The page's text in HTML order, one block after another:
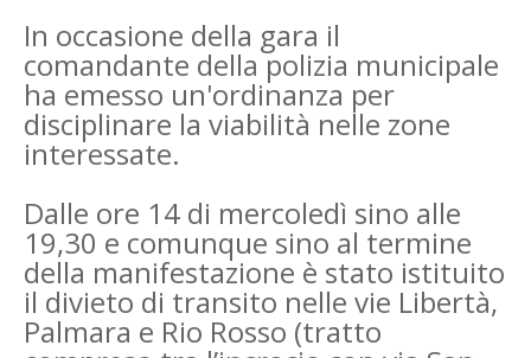
In occasione della gara il
comandante della polizia municipale
ha emesso un'ordinanza per
disciplinare la viabilità nelle zone
interessate.
Dalle ore 14 di mercoledì sino alle
19,30 e comunque sino al termine
della manifestazione è stato istituito
il divieto di transito nelle vie Libertà,
Palmara e Rio Rosso (tratto